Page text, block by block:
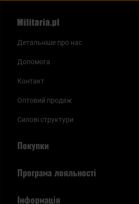
Детальніше про нас
Допомога
Контакт
Оптовий продаж
Силові структури
Покупки
Програма лояльності
Інформація